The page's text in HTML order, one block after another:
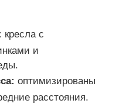
кресла с
и
оптимизированы
расстояния.